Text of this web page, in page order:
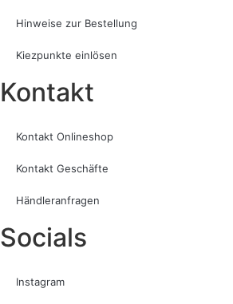
Hinweise zur Bestellung
Kiezpunkte einlösen
Kontakt​
Kontakt Onlineshop
Kontakt Geschäfte
Händleranfragen
Socials
Instagram